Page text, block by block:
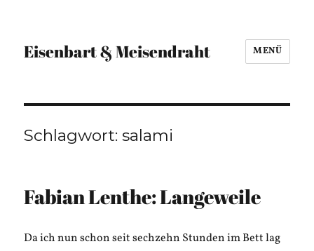
Eisenbart & Meisendraht MENÜ
Schlagwort:salami
Fabian Lenthe: Langeweile
Da ich nun schon seit sechzehn Stunden im Bett lag